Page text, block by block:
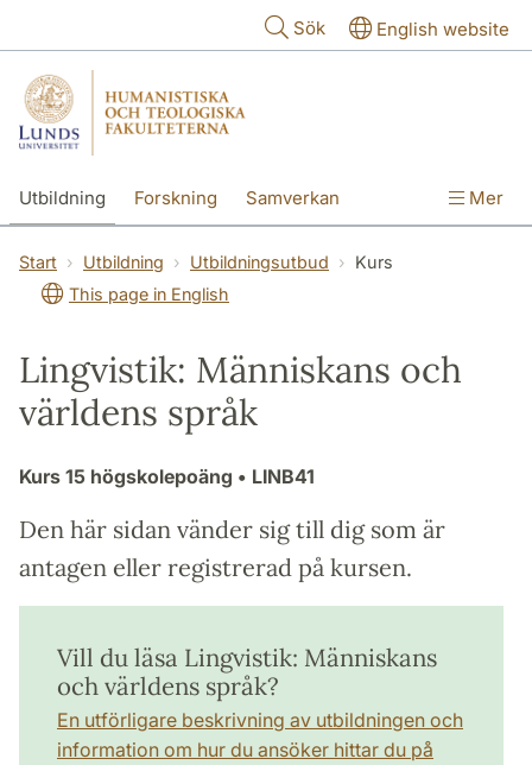
Sök English website
Utbildning Forskning Samverkan Mer
Start Utbildning Utbildningsutbud
Kurs
This page in English
Lingvistik: Människans och
världens språk
Kurs 15 högskolepoäng • LINB41
Den här sidan vänder sig till dig som är
antagen eller registrerad på kursen.
Vill du läsa Lingvistik: Människans
och världens språk?
En utförligare beskrivning av utbildningen och
information om hur du ansöker hittar du på